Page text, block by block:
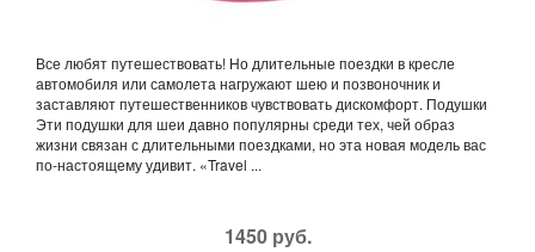
Все любят путешествовать! Но длительные поездки в кресле
автомобиля или самолета нагружают шею и позвоночник и
заставляют путешественников чувствовать дискомфорт. Подушки
Эти подушки для шеи давно популярны среди тех, чей образ
жизни связан с длительными поездками, но эта новая модель вас
по-настоящему удивит. «Travel ...
1450 руб.